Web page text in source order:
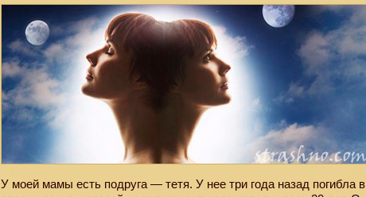
У моей мамы есть подруга — тетя. У нее три года назад погибла в